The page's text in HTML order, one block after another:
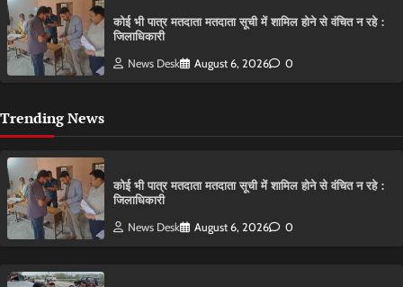
कोई भी पात्र मतदाता मतदाता सूची में शामिल होने से वंचित न रहे :
जिलाधिकारी
News Desk August 6, 2026 0
Trending News
कोई भी पात्र मतदाता मतदाता सूची में शामिल होने से वंचित न रहे :
जिलाधिकारी
News Desk August 6, 2026 0